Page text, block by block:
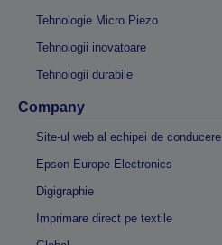
Tehnologie Micro Piezo
Tehnologii inovatoare
Tehnologii durabile
Company
Site-ul web al echipei de conducere
Epson Europe Electronics
Digigraphie
Imprimare direct pe textile